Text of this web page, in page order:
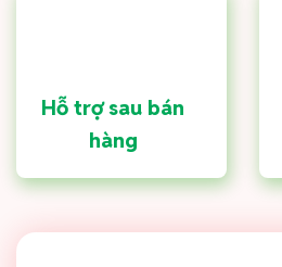
Hỗ trợ sau bán
hàng